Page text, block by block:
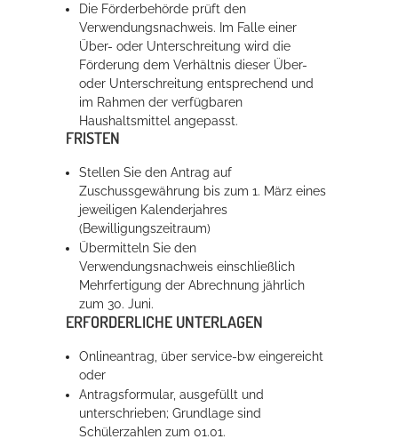
Die Förderbehörde prüft den
Verwendungsnachweis. Im Falle einer
Über- oder Unterschreitung wird die
Förderung dem Verhältnis dieser Über-
oder Unterschreitung entsprechend und
im Rahmen der verfügbaren
Haushaltsmittel angepasst.
FRISTEN
Stellen Sie den Antrag auf
Zuschussgewährung bis zum 1. März eines
jeweiligen Kalenderjahres
(Bewilligungszeitraum)
Übermitteln Sie den
Verwendungsnachweis einschließlich
Mehrfertigung der Abrechnung jährlich
zum 30. Juni.
ERFORDERLICHE UNTERLAGEN
Onlineantrag, über service-bw eingereicht
oder
Antragsformular, ausgefüllt und
unterschrieben; Grundlage sind
Schülerzahlen zum 01.01.